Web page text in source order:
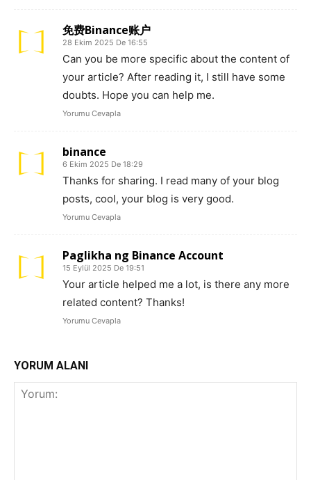
免费Binance账户
28 Ekim 2025 De 16:55
Can you be more specific about the content of
your article? After reading it, I still have some
doubts. Hope you can help me.
Yorumu Cevapla
binance
6 Ekim 2025 De 18:29
Thanks for sharing. I read many of your blog
posts, cool, your blog is very good.
Yorumu Cevapla
Paglikha ng Binance Account
15 Eylül 2025 De 19:51
Your article helped me a lot, is there any more
related content? Thanks!
Yorumu Cevapla
YORUM ALANI